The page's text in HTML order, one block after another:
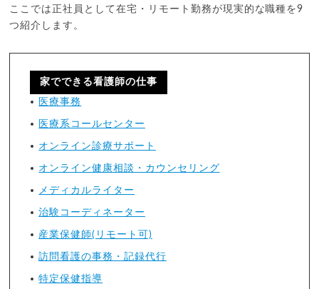
ここでは正社員として在宅・リモート勤務が現実的な職種を9
つ紹介します。
家でできる看護師の仕事
医療事務
医療系コールセンター
オンライン診療サポート
オンライン健康相談・カウンセリング
メディカルライター
治験コーディネーター
産業保健師(リモート可)
訪問看護の事務・記録代行
特定保健指導